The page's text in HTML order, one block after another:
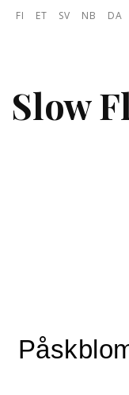
Skip to content
FI ET SV NB DA
Slow